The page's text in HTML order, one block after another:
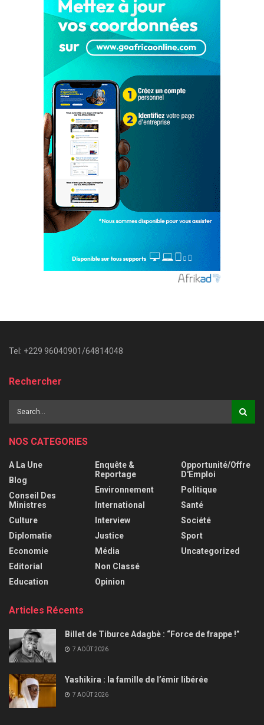
Tel: +229 96040901/64814048
Rechercher
NOS CATEGORIES
A La Une
Blog
Conseil Des
Ministres
Culture
Diplomatie
Economie
Editorial
Education
Enquête &
Reportage
Environnement
International
Interview
Justice
Média
Non Classé
Opinion
Opportunité/Offre
D'Emploi
Politique
Santé
Société
Sport
Uncategorized
Articles Récents
Billet de Tiburce Adagbè : “Force de frappe !”
7 AOÛT 2026
Yashikira : la famille de l’émir libérée
7 AOÛT 2026